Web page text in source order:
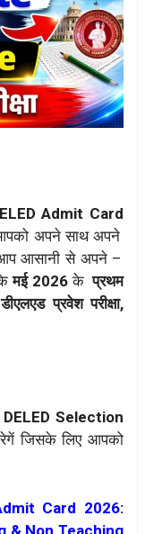
Admit Card
अपने साथ अपने
आप आसानी से अपने –
मई 2026के प्रथम
प्रवेश परीक्षा,
Selection
जिसके लिए आपको
Card 2026:
& Non Teaching